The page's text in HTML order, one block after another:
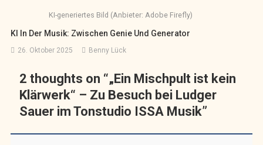
KI-generiertes Bild (Anbieter: Adobe Firefly)
KI In Der Musik: Zwischen Genie Und Generator
26. Oktober 2025 Benny Lück
2 thoughts on “„Ein Mischpult ist kein
Klärwerk“ – Zu Besuch bei Ludger
Sauer im Tonstudio ISSA Musik”